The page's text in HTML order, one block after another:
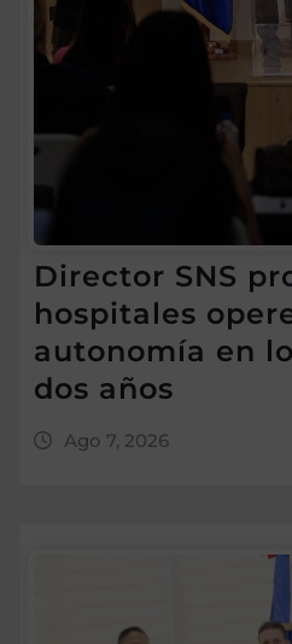
Director SNS
hospitales
autonomía en
dos años
Ago 7, 2026